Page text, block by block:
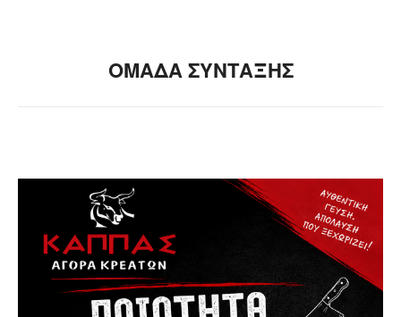
ΟΜΑΔΑ ΣΥΝΤΑΞΗΣ